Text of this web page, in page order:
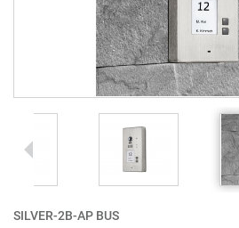
SILVER-2B-AP BUS